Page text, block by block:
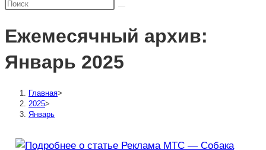
по
сайту
Ежемесячный архив:
Январь 2025
Главная>
2025>
Январь